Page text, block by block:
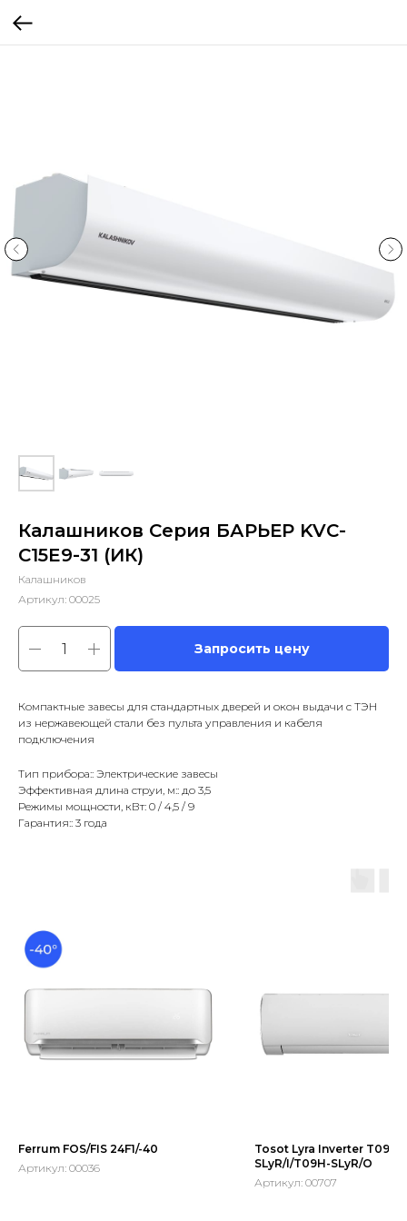
Калашников Серия БАРЬЕР KVС-
C15E9-31 (ИК)
Калашников
Артикул: 00025
Запросить цену
Компактные завесы для стандартных дверей и окон выдачи с ТЭН
из нержавеющей стали без пульта управления и кабеля
подключения
Тип прибора:: Электрические завесы
Эффективная длина струи, м:: до 3,5
Режимы мощности, кВт: 0 / 4,5 / 9
Гарантия:: 3 года
Ferrum FOS/FIS 24F1/-40
Артикул: 00036
Tosot Lyra Inverter T09H-
SLyR/I/T09H-SLyR/O
Артикул: 00707